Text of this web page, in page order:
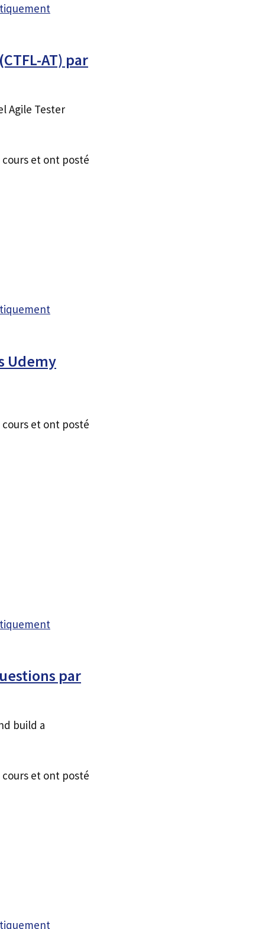
AT) par
Agile Tester
cours et ont posté
Udemy
cours et ont posté
par
build a
cours et ont posté